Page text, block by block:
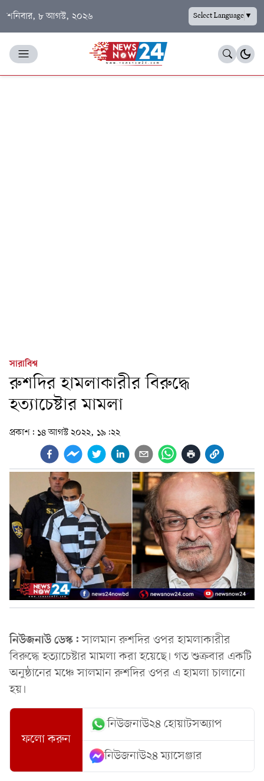
শনিবার, ৮ আগস্ট, ২০২৬ Select Language▼
সারাবিশ্ব
রুশদির হামলাকারীর বিরুদ্ধে
হত্যাচেষ্টার মামলা
প্রকাশ: ১৪ আগস্ট ২০২২, ১৯:২২
নিউজনাউ ডেস্ক:সালমান রুশদির ওপর হামলাকারীর
বিরুদ্ধে হত্যাচেষ্টার মামলা করা হয়েছে। গত শুক্রবার একটি
অনুষ্ঠানের মঞ্চে সালমান রুশদির ওপর এ হামলা চালানো
হয়।
ফলো করুন
নিউজনাউ২৪ হোয়াটসঅ্যাপ
নিউজনাউ২৪ ম্যাসেঞ্জার